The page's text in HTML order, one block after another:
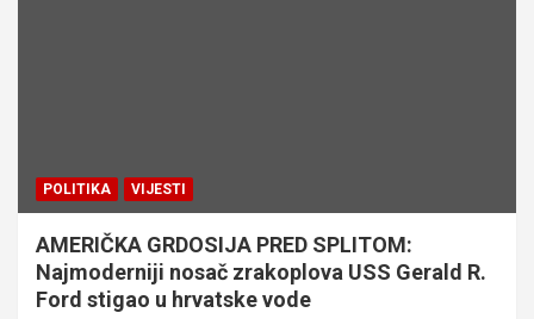
POLITIKA VIJESTI
AMERIČKA GRDOSIJA PRED SPLITOM:
Najmoderniji nosač zrakoplova USS Gerald R.
Ford stigao u hrvatske vode